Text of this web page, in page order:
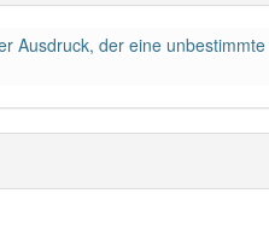
Nutzer haben den Artikel
Ausdruck, der eine